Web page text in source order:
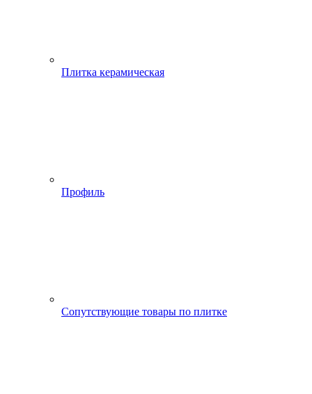
Плитка керамическая
Профиль
Сопутствующие товары по плитке